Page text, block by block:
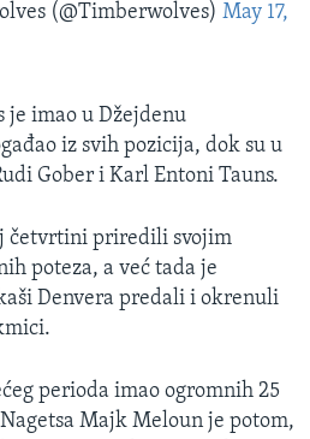
(@Timberwolves) May 17,
je imao u Džejdenu
iz svih pozicija, dok su u
Gober i Karl Entoni Tauns.
četvrtini priredili svojim
poteza, a već tada je
Denvera predali i okrenuli
perioda imao ogromnih 25
Majk Meloun je potom,